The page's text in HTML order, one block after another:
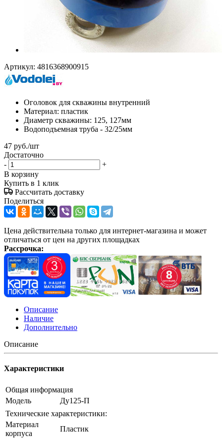
Артикул: 4816368900915
Оголовок для скважины внутренний
Материал: пластик
Диаметр скважины: 125, 127мм
Водоподъемная труба - 32/25мм
47 руб./шт
Достаточно
-
+
В корзину
Купить в 1 клик
Рассчитать доставку
Поделиться
Цена действительна только для интернет-магазина и может
отличаться от цен на других площадках
Рассрочка:
Описание
Наличие
Дополнительно
Описание
Характеристики
Общая информация
Модель
Ду125-П
Технические характеристики:
Материал
корпуса
Пластик